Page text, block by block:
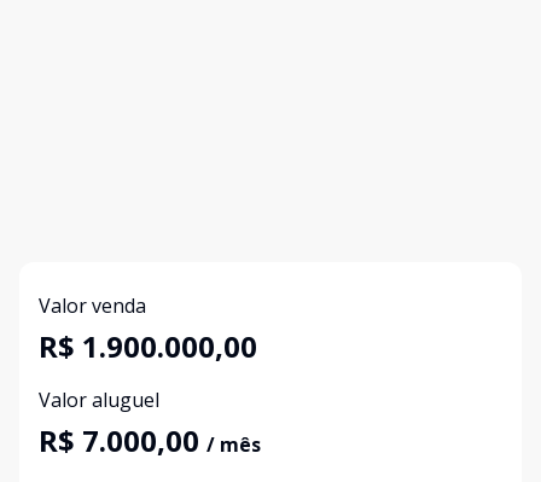
Valor venda
R$ 1.900.000,00
Valor aluguel
R$ 7.000,00 / mês